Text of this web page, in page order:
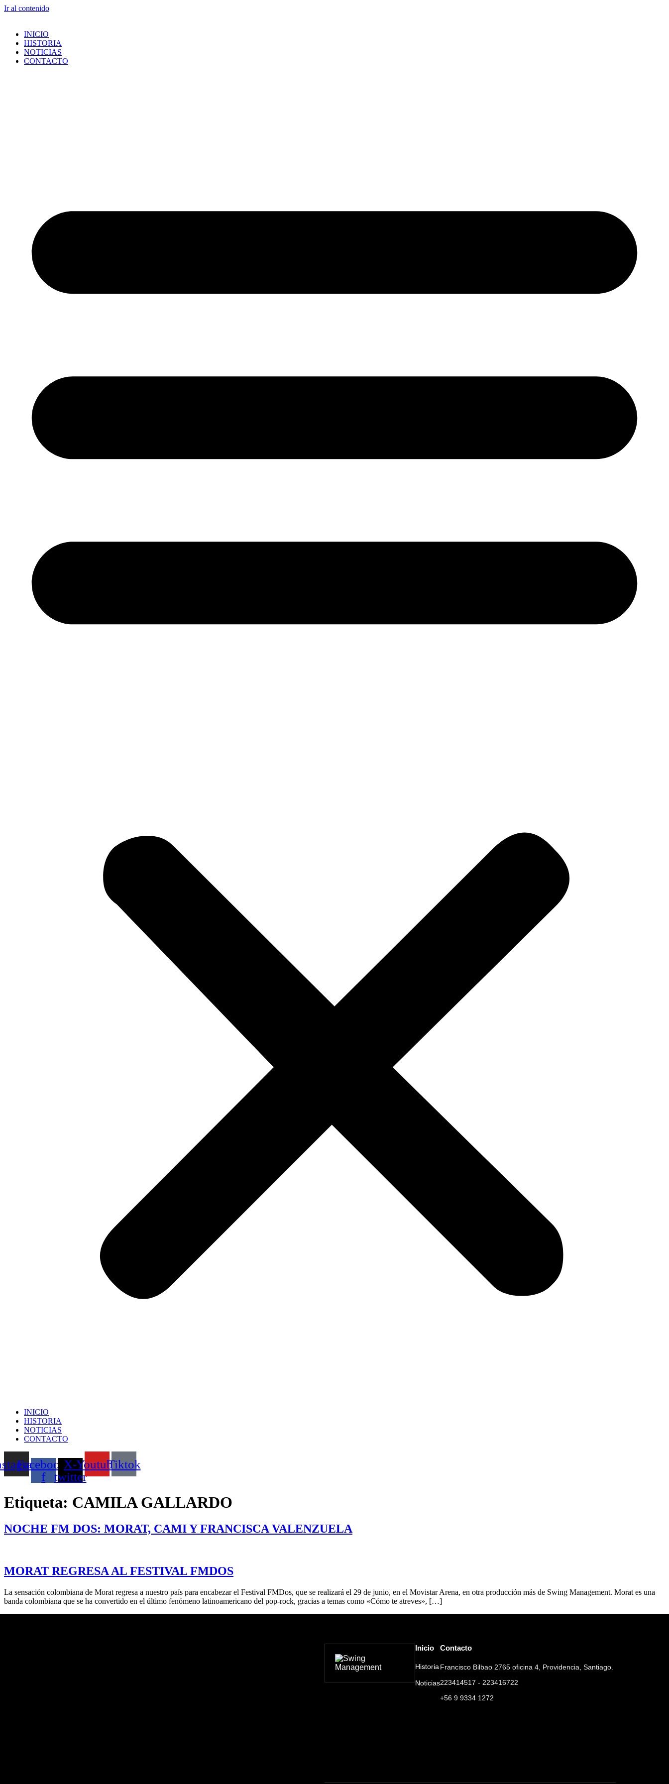
Ir al contenido
INICIO
HISTORIA
NOTICIAS
CONTACTO
INICIO
HISTORIA
NOTICIAS
CONTACTO
Facebook-
f
X-
twitter
YoutubeTiktok
Etiqueta: CAMILA GALLARDO
NOCHE FM DOS: MORAT, CAMI Y FRANCISCA VALENZUELA
MORAT REGRESA AL FESTIVAL FMDOS
La sensación colombiana de Morat regresa a nuestro país para encabezar el Festival FMDos, que se realizará el 29 de junio, en el Movistar Arena, en otra producción más de Swing Management. Morat es una
banda colombiana que se ha convertido en el último fenómeno latinoamericano del pop-rock, gracias a temas como «Cómo te atreves», […]
Inicio
Historia
Noticias
Contacto
Francisco Bilbao 2765 oficina 4, Providencia, Santiago.
223414517 - 223416722
+56 9 9334 1272